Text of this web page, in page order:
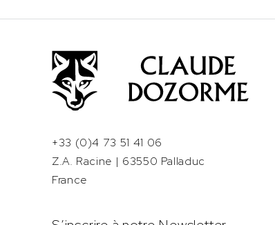
+33 (0)4 73 51 41 06
Z.A. Racine | 63550 Palladuc
France